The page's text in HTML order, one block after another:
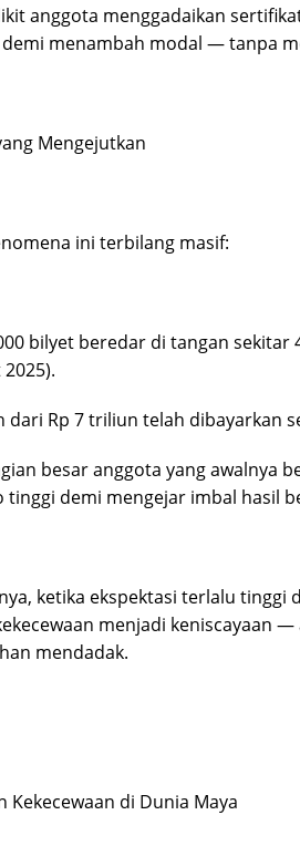
anggota menggadaikan
menambah modal — tanpa
Mengejutkan
ini terbilang masif:
bilyet beredar di tangan sekitar
dari Rp 7 triliun telah dibayarkan
besar anggota yang awalnya
tinggi demi mengejar imbal hasil
ketika ekspektasi terlalu
menjadi keniscayaan
mendadak.
Kekecewaan di Dunia Maya